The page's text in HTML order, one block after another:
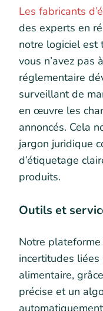
Les fabricants
des experts en
notre logiciel est
vous n’avez pas
réglementaire
surveillant de
en œuvre les
annoncés. Cela
jargon juridique
d’étiquetage
produits.
Outils et
Notre
incertitudes liées
alimentaire,
précise et un